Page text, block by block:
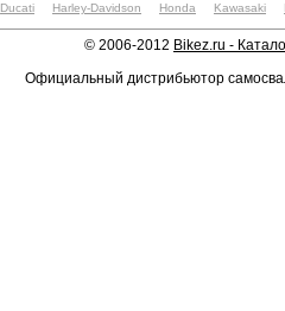
Ducati Harley-Davidson Honda Kawasaki
© 2006-2012 Bikez.ru -
Официальный дистрибьютор